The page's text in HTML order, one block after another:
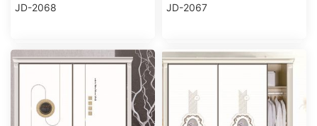
JD-2068 JD-2067